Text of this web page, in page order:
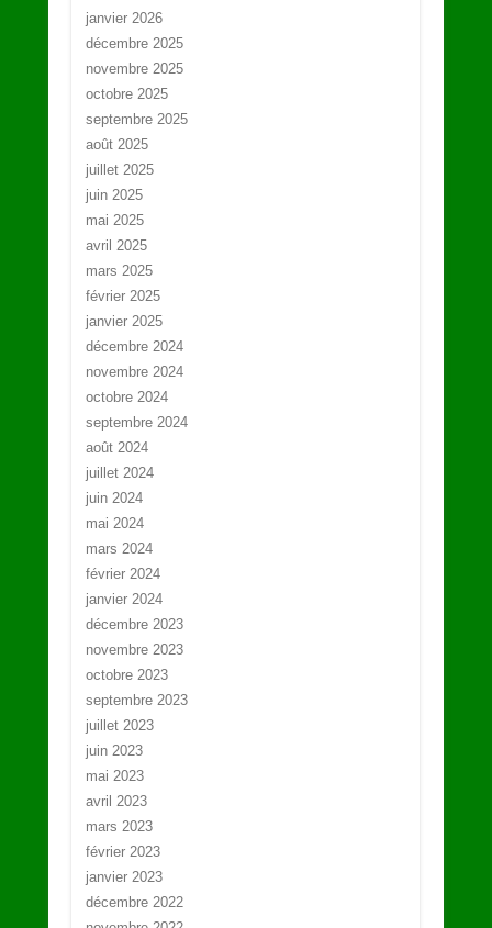
janvier 2026
décembre 2025
novembre 2025
octobre 2025
septembre 2025
août 2025
juillet 2025
juin 2025
mai 2025
avril 2025
mars 2025
février 2025
janvier 2025
décembre 2024
novembre 2024
octobre 2024
septembre 2024
août 2024
juillet 2024
juin 2024
mai 2024
mars 2024
février 2024
janvier 2024
décembre 2023
novembre 2023
octobre 2023
septembre 2023
juillet 2023
juin 2023
mai 2023
avril 2023
mars 2023
février 2023
janvier 2023
décembre 2022